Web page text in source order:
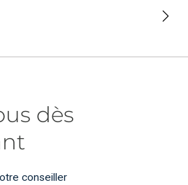
dès
conseiller